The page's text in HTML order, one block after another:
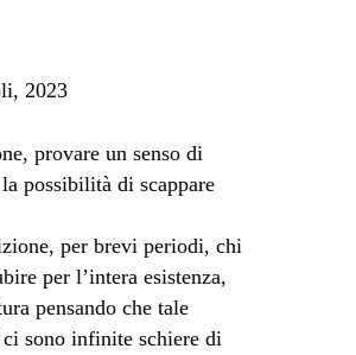
provare un senso di
possibilità di scappare
per brevi periodi, chi
per l’intera esistenza,
pensando che tale
sono infinite schiere di